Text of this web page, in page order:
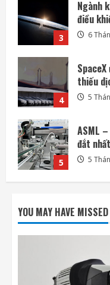
4
thiếu
5
5
ASML
đắt nhất
5
1
Honda
robot
6
2
nối di
6
điều
YOU MAY HAVE MISSED